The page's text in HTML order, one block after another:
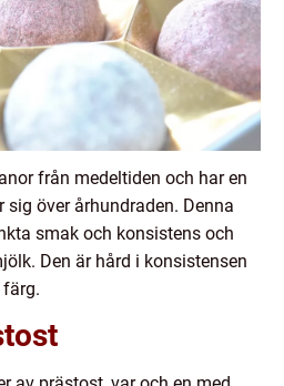
från medeltiden och har en
över århundraden. Denna
smak och konsistens och
Den är hård i konsistensen